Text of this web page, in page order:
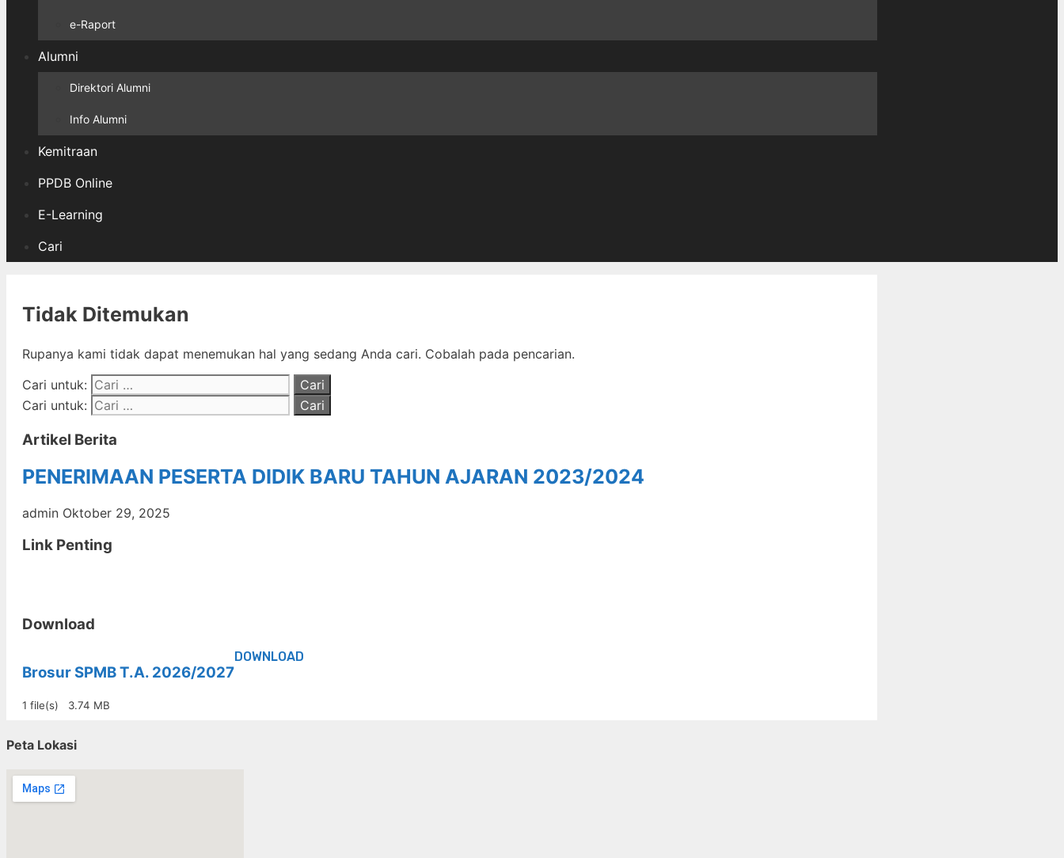
e-Raport
Alumni
Direktori Alumni
Info Alumni
Kemitraan
PPDB Online
E-Learning
Cari
Tidak Ditemukan
Rupanya kami tidak dapat menemukan hal yang sedang Anda cari. Cobalah pada pencarian.
Cari untuk:
Cari untuk:
Artikel Berita
PENERIMAAN PESERTA DIDIK BARU TAHUN AJARAN 2023/2024
admin Oktober 29, 2025
Link Penting
Download
Brosur SPMB T.A. 2026/2027
1 file(s) 3.74 MB
DOWNLOAD
Peta Lokasi